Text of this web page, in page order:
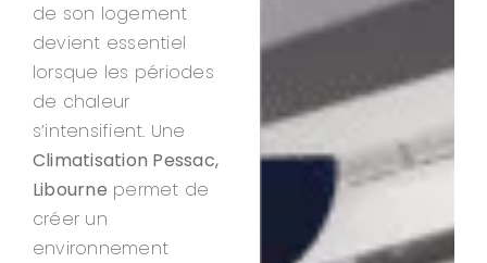
de son logement
devient essentiel
lorsque les périodes
de chaleur
s’intensifient. Une
Climatisation Pessac,
Libourne permet de
créer un
environnement